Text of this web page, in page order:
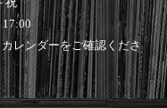
レンダーをご確認くださ